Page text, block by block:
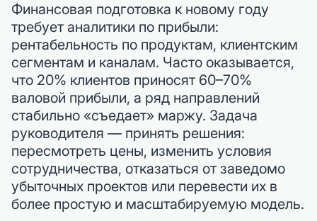
Финансовая подготовка к новому году
требует аналитики по прибыли:
рентабельность по продуктам, клиентским
сегментам и каналам. Часто оказывается,
что 20% клиентов приносят 60–70%
валовой прибыли, а ряд направлений
стабильно «съедает» маржу. Задача
руководителя — принять решения:
пересмотреть цены, изменить условия
сотрудничества, отказаться от заведомо
убыточных проектов или перевести их в
более простую и масштабируемую модель.